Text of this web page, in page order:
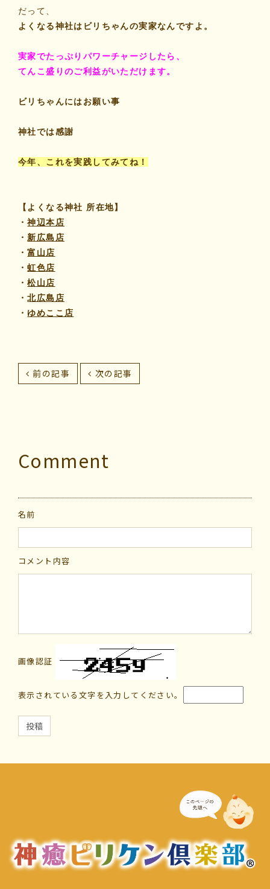
だって、
よくなる神社はビリちゃんの実家なんですよ。
実家でたっぷりパワーチャージしたら、
てんこ盛りのご利益がいただけます。
ビリちゃんにはお願い事
神社では感謝
今年、これを実践してみてね！
【よくなる神社 所在地】
・神辺本店
・新広島店
・富山店
・虹色店
・松山店
・北広島店
・ ゆめここ店
前の記事 次の記事
Comment
名前
コメント内容
画像認証
表示されている文字を入力してください。